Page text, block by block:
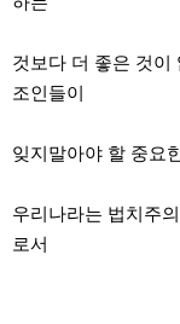
것보다 더 좋은 것이
조인들이
잊지말아야 할 중요
우리나라는 법치주
로서